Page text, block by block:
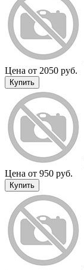
Цена от 2050 руб.
Купить
Цена от 950 руб.
Купить